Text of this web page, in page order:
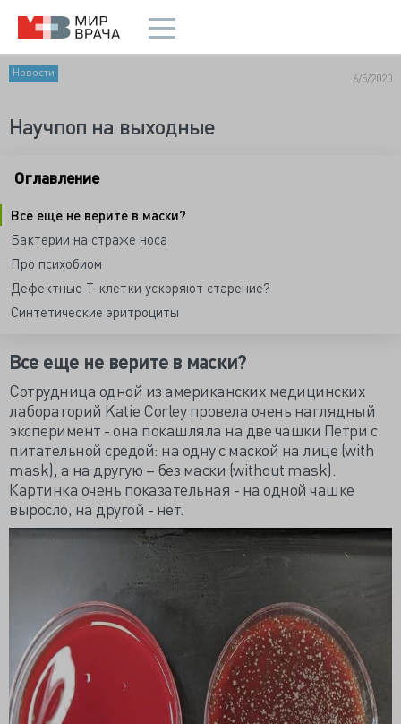
Новости 6/5/2020
Научпоп на выходные
Оглавление
Все еще не верите в маски?
Бактерии на страже носа
Про психобиом
Дефектные Т-клетки ускоряют старение?
Синтетические эритроциты
Все еще не верите в маски?
Сотрудница одной из американских медицинских
лабораторий Katie Corley провела очень наглядный
эксперимент - она покашляла на две чашки Петри с
питательной средой: на одну с маской на лице (with
mask), а на другую – без маски (without mask).
Картинка очень показательная - на одной чашке
выросло, на другой - нет.